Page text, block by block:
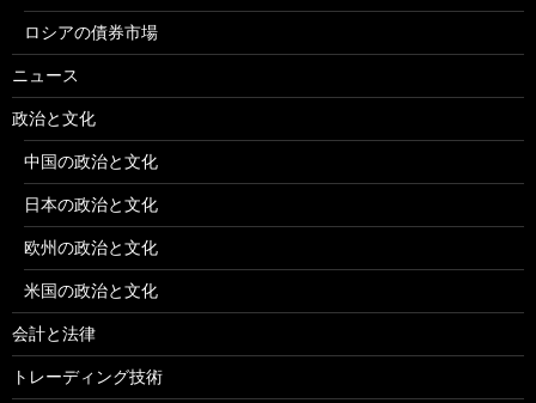
ロシアの債券市場
ニュース
政治と文化
中国の政治と文化
日本の政治と文化
欧州の政治と文化
米国の政治と文化
会計と法律
トレーディング技術